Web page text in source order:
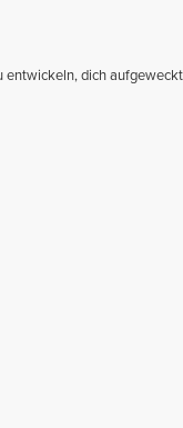
entwickeln, dich